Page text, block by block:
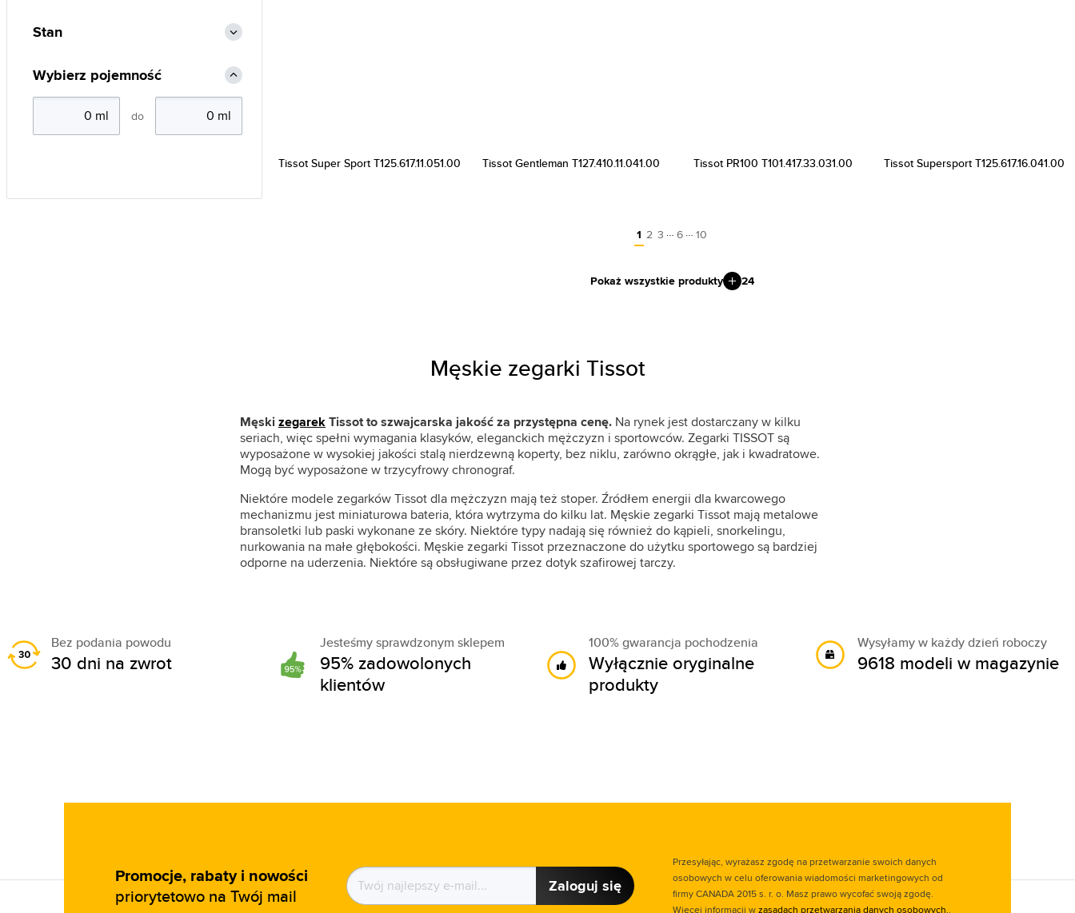
Tissot Super Sport T125.617.11.051.00 Tissot Gentleman T127.410.11.041.00 Tissot PR100 T101.417.33.031.00 Tissot Supersport T125.617.16.041.00
1 2 3 … 6 … 10
Pokaż wszystkie produkty 24
Luminox (208)
Lumir (51)
Marc Malone (24)
Skagen (71)
Smart (3)
Swiss Alpine Military (196)
Swiss Military Hanowa (163)
Timberland (469)
Stan
Wybierz pojemność
do
Męskie zegarki Tissot
MęskizegarekTissot to szwajcarska jakość za przystępna cenę. Na rynek jest dostarczany w kilku
seriach, więc spełni wymagania klasyków, eleganckich mężczyzn i sportowców. Zegarki TISSOT są
wyposażone w wysokiej jakości stalą nierdzewną koperty, bez niklu, zarówno okrągłe, jak i kwadratowe.
Mogą być wyposażone w trzycyfrowy chronograf.
Niektóre modele zegarków Tissot dla mężczyzn mają też stoper. Źródłem energii dla kwarcowego
mechanizmu jest miniaturowa bateria, która wytrzyma do kilku lat. Męskie zegarki Tissot mają metalowe
bransoletki lub paski wykonane ze skóry. Niektóre typy nadają się również do kąpieli, snorkelingu,
nurkowania na małe głębokości. Męskie zegarki Tissot przeznaczone do użytku sportowego są bardziej
odporne na uderzenia. Niektóre są obsługiwane przez dotyk szafirowej tarczy.
Bez podania powodu
30 dni na zwrot
Jesteśmy sprawdzonym sklepem
95% zadowolonych
klientów
100% gwarancja pochodzenia
Wyłącznie oryginalne
produkty
Wysyłamy w każdy dzień roboczy
9618 modeli w magazynie
Promocje, rabaty i nowości
priorytetowo na Twój mail Zaloguj się
Przesyłając, wyrażasz zgodę na przetwarzanie swoich danych
osobowych w celu oferowania wiadomości marketingowych od
firmy CANADA 2015 s. r. o. Masz prawo wycofać swoją zgodę.
Więcej informacji wzasadach przetwarzania danych osobowych..